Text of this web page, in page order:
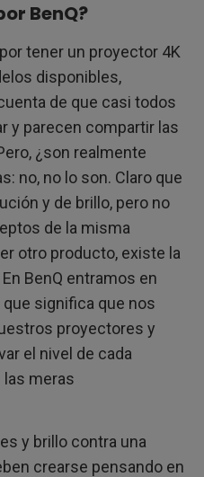
BenQ?
tener un proyector 4K
disponibles,
de que casi todos
y parecen compartir las
¿son realmente
no, no lo son. Claro que
y de brillo, pero no
de la misma
otro producto, existe la
BenQ entramos en
significa que nos
proyectores y
el nivel de cada
meras
y brillo contra una
crearse pensando en